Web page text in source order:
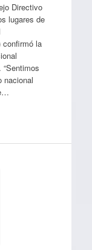
Directivo
lugares de
confirmó la
nacional